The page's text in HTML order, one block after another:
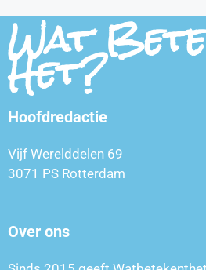
Wat
Het?
Hoofdredactie
Vijf Werelddelen 69
3071 PS Rotterdam
Over ons